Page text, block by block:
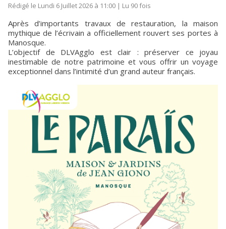
Rédigé le Lundi 6 Juillet 2026 à 11:00 | Lu 90 fois
Après d’importants travaux de restauration, la maison
mythique de l’écrivain a officiellement rouvert ses portes à
Manosque.
L’objectif de DLVAgglo est clair : préserver ce joyau
inestimable de notre patrimoine et vous offrir un voyage
exceptionnel dans l’intimité d’un grand auteur français.